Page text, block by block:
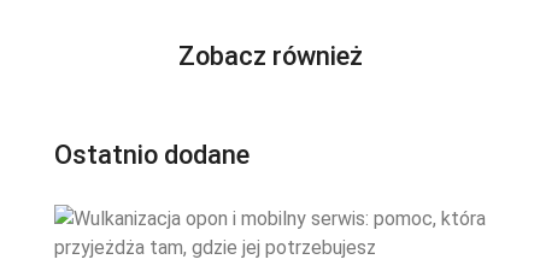
Zobacz również
Ostatnio dodane